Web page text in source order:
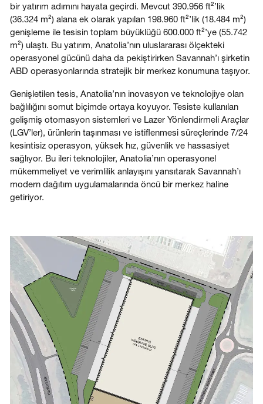
bir yatırım adımını hayata geçirdi. Mevcut 390.956 ft²’lik
(36.324 m²) alana ek olarak yapılan 198.960 ft²’lik (18.484 m²)
genişleme ile tesisin toplam büyüklüğü 600.000 ft²’ye (55.742
m²) ulaştı. Bu yatırım, Anatolia’nın uluslararası ölçekteki
operasyonel gücünü daha da pekiştirirken Savannah’ı şirketin
ABD operasyonlarında stratejik bir merkez konumuna taşıyor.
Genişletilen tesis, Anatolia’nın inovasyon ve teknolojiye olan
bağlılığını somut biçimde ortaya koyuyor. Tesiste kullanılan
gelişmiş otomasyon sistemleri ve Lazer Yönlendirmeli Araçlar
(LGV’ler), ürünlerin taşınması ve istiflenmesi süreçlerinde 7/24
kesintisiz operasyon, yüksek hız, güvenlik ve hassasiyet
sağlıyor. Bu ileri teknolojiler, Anatolia’nın operasyonel
mükemmeliyet ve verimlilik anlayışını yansıtarak Savannah’ı
modern dağıtım uygulamalarında öncü bir merkez haline
getiriyor.